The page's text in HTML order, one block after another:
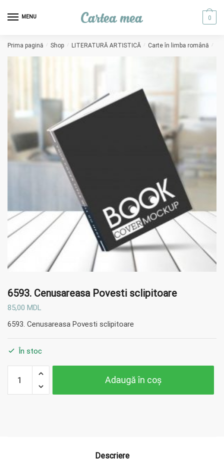
MENU 0
Prima pagină / Shop / LITERATURĂ ARTISTICĂ / Carte în limba română /
6593. Cenusareasa Povesti sclipitoare
85,00 MDL
6593. Cenusareasa Povesti sclipitoare
În stoc
6593.
Cenusareasa
Adaugă în coș
Descriere